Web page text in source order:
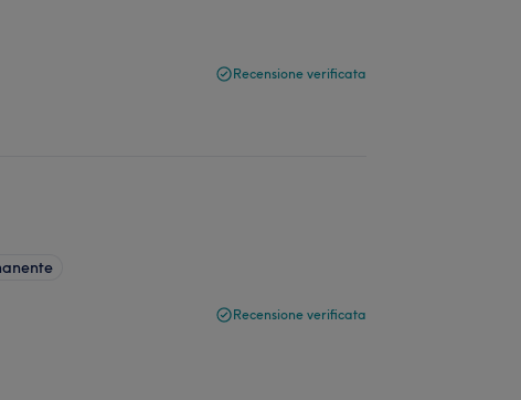
Recensione verificata
Recensione verificata